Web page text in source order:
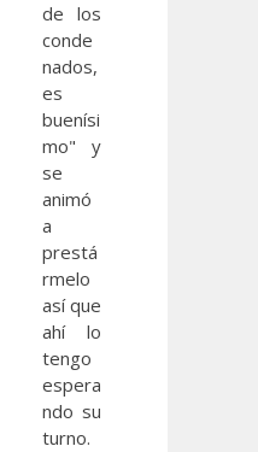
de los
conde
nados,
es
buenísi
mo" y
se
animó
a
prestá
rmelo
así que
ahí lo
tengo
espera
ndo su
turno.